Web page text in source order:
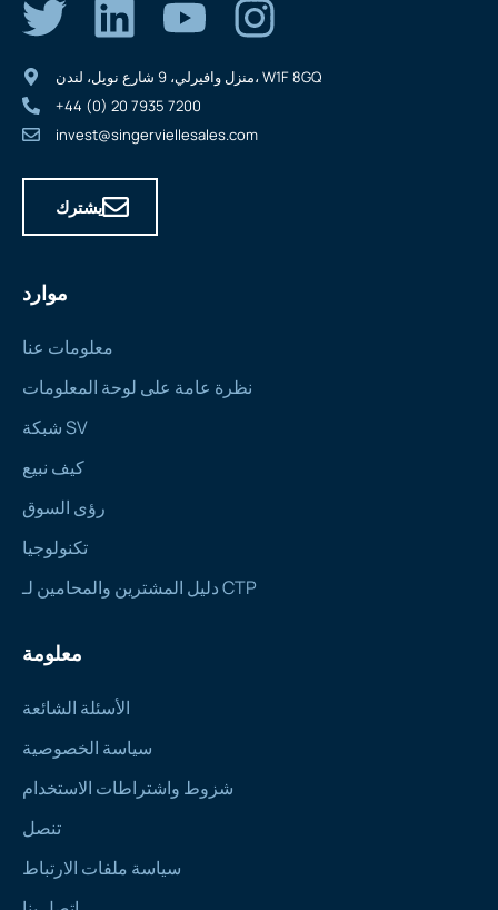
موارد
معلومات عنا
نظرة عامة على لوحة المعلومات
شبكة SV
كيف نبيع
رؤى السوق
تكنولوجيا
دليل المشترين والمحامين لـ CTP
معلومة
الأسئلة الشائعة
سياسة الخصوصية
شزوط واشتراطات الاستخدام
تنصل
سياسة ملفات الارتباط
منزل وافيرلي، 9 شارع نويل، لندن، W1F 8GQ
+44 (0) 20 7935 7200
invest@singerviellesales.com
يشترك